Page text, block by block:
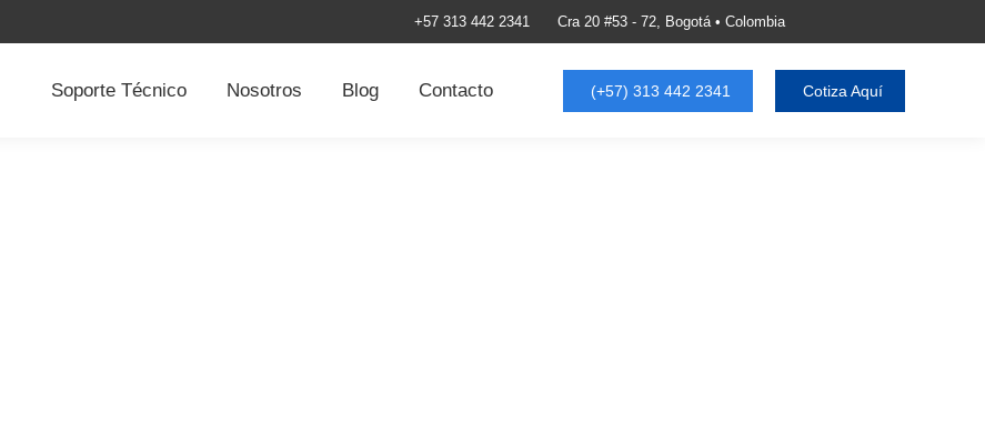
+57 313 442 2341 Cra 20 #53 - 72, Bogotá • Colombia
Soporte Técnico Nosotros Blog Contacto (+57) 313 442 2341 Cotiza Aquí